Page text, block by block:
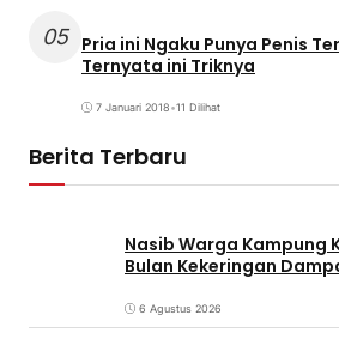
05 Pria ini Ngaku Punya Penis
Ternyata ini Triknya
7 Januari 2018•11 Dilihat
Berita Terbaru
Nasib Warga Kampung
Bulan Kekeringan
6 Agustus 2026